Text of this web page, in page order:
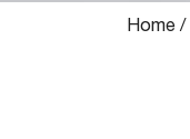
Home /